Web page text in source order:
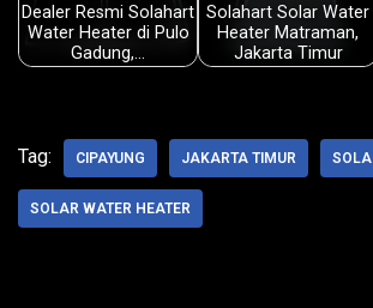
Dealer Resmi Solahart
Water Heater di Pulo
Gadung,…
Solahart Solar Water
Heater Matraman,
Jakarta Timur
Tag: CIPAYUNG JAKARTA TIMUR
SOLAR WATER HEATER